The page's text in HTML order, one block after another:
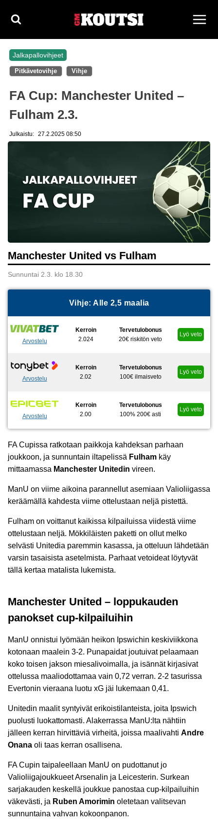
sisältöön
Jalkapallovihjeet
Pitkävetovihje Vihje
FA Cup: Manchester United –
Fulham 2.3.
Julkaistu: 27.2.2025 08:50
Manchester United vs Fulham
Sunnuntai 2.3. klo 18.30
Vihje: Alle 2,5 maalia
Arvostelu
Kerroin
2.024
Tervetulobonus
20€ riskitön veto
Lyö veto
Arvostelu
Kerroin
2.02
Tervetulobonus
100€ ilmaisveto
Lyö veto
Arvostelu
Kerroin
2.00
Tervetulobonus
100% 200€ asti
Lyö veto
FA Cupissa ratkotaan paikkoja kahdeksan parhaan
joukkoon, ja sunnuntain iltapelissä Fulham käy
mittaamassa Manchester Unitedin vireen.
ManU on viime aikoina parannellut asemiaan Valioliigassa
keräämällä kahdesta viime ottelustaan neljä pistettä.
Fulham on voittanut kaikissa kilpailuissa viidestä viime
ottelustaan neljä. Mökkiläisten paketti on ollut melko
selvästi Unitedia paremmin kasassa, ja otteluun lähdetään
varsin tasaisista asetelmista. Parhaat vetoideat löytyvät
tällä kertaa matalista lukemista.
Manchester United – loppukauden
panokset cup-kilpailuihin
ManU onnistui lyömään heikon Ipswichin keskiviikkona
kotonaan maalein 3-2. Punapaidat joutuivat pelaamaan
koko toisen jakson miesalivoimalla, ja isännät kirjasivat
ottelussa maaliodottamaa vain 0,72 verran. 2-2 tasurissa
Evertonin vieraana luotu xG jäi lukemaan 0,41.
Unitedin maalit syntyivät erikoistilanteista, joita Ipswich
puolusti luokattomasti. Alakerrassa ManU:lta nähtiin
jälleen kerran hirvittäviä virheitä, joissa maalivahti Andre
Onana oli taas kerran osallisena.
FA Cupin taipaleellaan ManU on pudottanut jo
Valioliigajoukkueet Arsenalin ja Leicesterin. Surkean
sarjakauden keskellä joukkue panostaa cup-kilpailuihin
väkevästi, ja Ruben Amorimin oletetaan valitsevan
sunnuntaina vahvan kokoonpanon.